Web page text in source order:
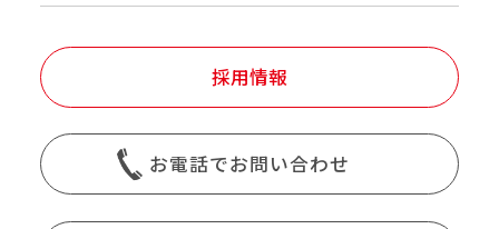
採用情報
お電話でお問い合わせ